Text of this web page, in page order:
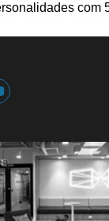
com